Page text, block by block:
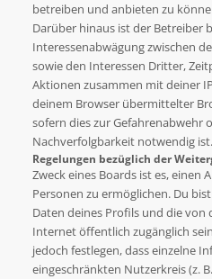
betreiben und anbieten zu
Darüber hinaus ist der Betreiber
Interessenabwägung zwischen
sowie den Interessen Dritter,
Aktionen zusammen mit deiner
deinem Browser übermittelter
sofern dies zur Gefahrenabwehr
Nachverfolgbarkeit notwendig ist.
Regelungen bezüglich der
Zweck eines Boards ist es, einen
Personen zu ermöglichen. Du
Daten deines Profils und die von
Internet öffentlich zugänglich
jedoch festlegen, dass einzelne
eingeschränkten Nutzerkreis (z.